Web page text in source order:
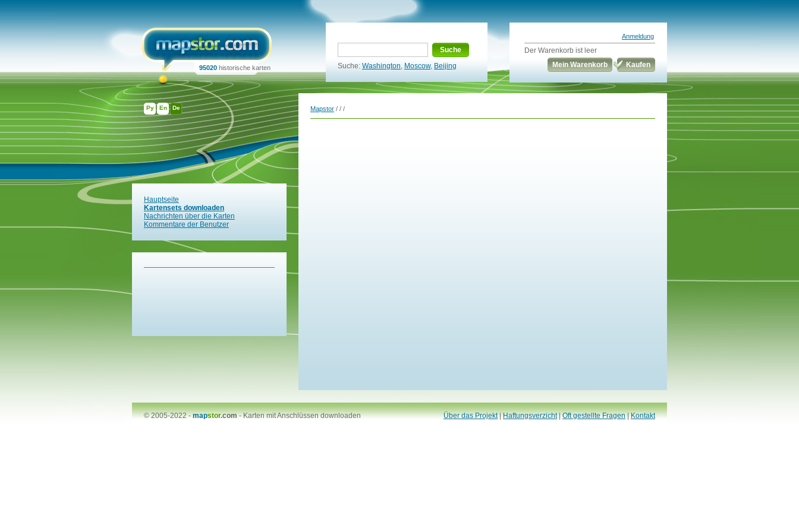
Ру En De
95020 historische karten
Suche
Suche: Washington, Moscow, Beijing
Anmeldung
Der Warenkorb ist leer
Mein Warenkorb
Kaufen
Hauptseite
Kartensets downloaden
Nachrichten über die Karten
Kommentare der Benutzer
Mapstor / / /
© 2005-2022 -mapstor.com-Karten mit Anschlüssen downloaden Über das Projekt|Haftungsverzicht|Oft gestellte Fragen|Kontakt